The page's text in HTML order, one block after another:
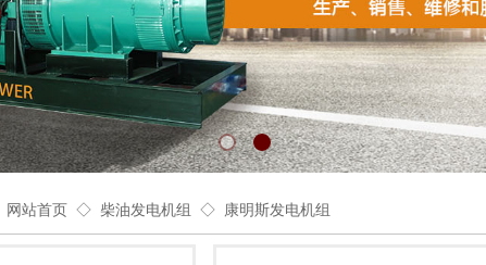
网站首页 ◇ 柴油发电机组 ◇ 康明斯发电机组